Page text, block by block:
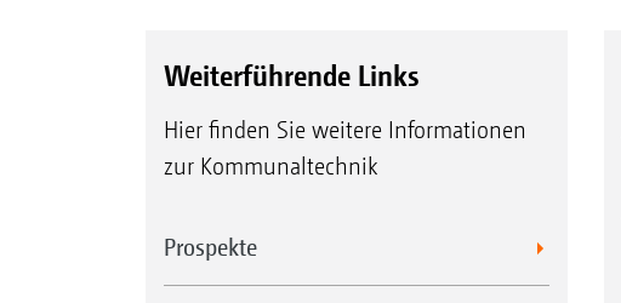
Weiterführende Links
Hier finden Sie weitere Informationen
zur Kommunaltechnik
Prospekte